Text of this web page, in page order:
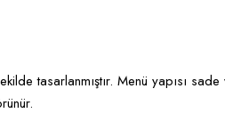
tasarlanmıştır. Menü yapısı